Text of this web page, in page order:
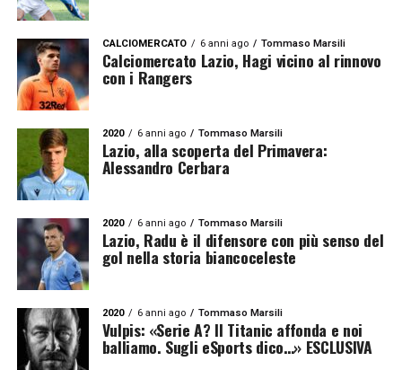
CALCIOMERCATO 6 anni ago Tommaso Marsili
Calciomercato Lazio, Hagi vicino al rinnovo
con i Rangers
2020 6 anni ago Tommaso Marsili
Lazio, alla scoperta del Primavera:
Alessandro Cerbara
2020 6 anni ago Tommaso Marsili
Lazio, Radu è il difensore con più senso del
gol nella storia biancoceleste
2020 6 anni ago Tommaso Marsili
Vulpis: «Serie A? Il Titanic affonda e noi
balliamo. Sugli eSports dico…» ESCLUSIVA